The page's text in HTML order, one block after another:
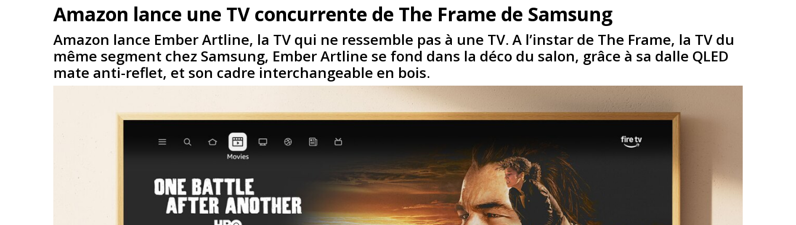
Amazon lance une TV concurrente de The Frame de Samsung
Amazon lance Ember Artline, la TV qui ne ressemble pas à une TV. A l’instar de The Frame, la TV du
même segment chez Samsung, Ember Artline se fond dans la déco du salon, grâce à sa dalle QLED
mate anti-reflet, et son cadre interchangeable en bois.